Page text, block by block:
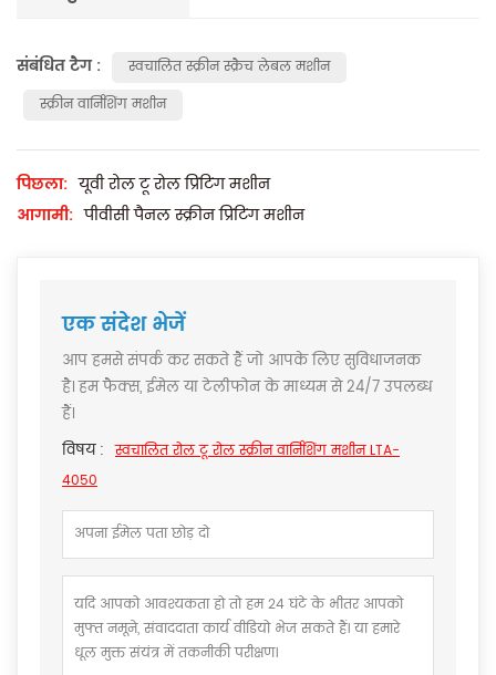
संबंधित टैग :
स्वचालित स्क्रीन स्क्रैच लेबल मशीन
स्क्रीन वार्निशिंग मशीन
पिछला: यूवी रोल टू रोल प्रिंटिंग मशीन
आगामी: पीवीसी पैनल स्क्रीन प्रिंटिंग मशीन
एक संदेश भेजें
आप हमसे संपर्क कर सकते हैं जो आपके लिए सुविधाजनक
है। हम फैक्स, ईमेल या टेलीफोन के माध्यम से 24/7 उपलब्ध
हैं।
विषय : स्वचालित रोल टू रोल स्क्रीन वार्निशिंग मशीन LTA-
4050